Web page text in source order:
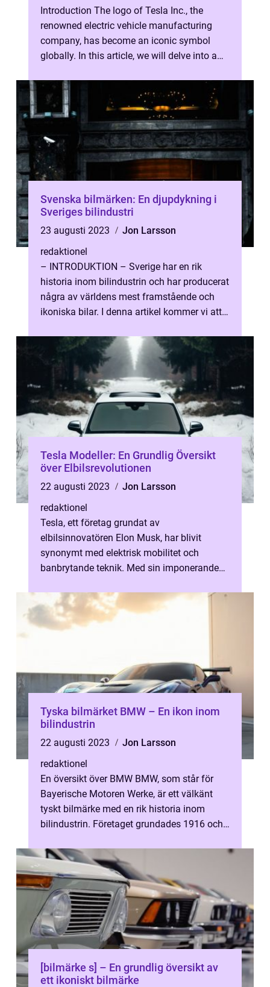
Introduction The logo of Tesla Inc., the
renowned electric vehicle manufacturing
company, has become an iconic symbol
globally. In this article, we will delve into a
Svenska bilmärken: En djupdykning i
Sveriges bilindustri
23 augusti 2023
Jon Larsson
redaktionel
– INTRODUKTION – Sverige har en rik
historia inom bilindustrin och har producerat
några av världens mest framstående och
ikoniska bilar. I denna artikel kommer vi att
Tesla Modeller: En Grundlig Översikt
över Elbilsrevolutionen
22 augusti 2023
Jon Larsson
redaktionel
Tesla, ett företag grundat av
elbilsinnovatören Elon Musk, har blivit
synonymt med elektrisk mobilitet och
banbrytande teknik. Med sin imponerande
bilindustrin...
Tyska bilmärket BMW – En ikon inom
bilindustrin
22 augusti 2023
Jon Larsson
redaktionel
En översikt över BMW BMW, som står för
Bayerische Motoren Werke, är ett välkänt
tyskt bilmärke med en rik historia inom
bilindustrin. Företaget grundades 1916 och
[bilmärke s] – En grundlig översikt av
ett ikoniskt bilmärke